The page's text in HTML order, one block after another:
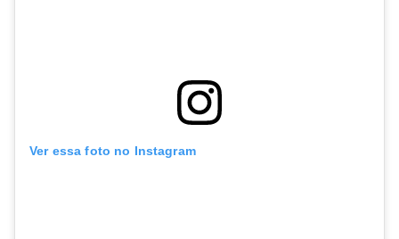
Ver essa foto no Instagram